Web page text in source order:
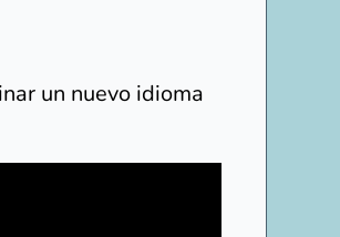
un nuevo idioma